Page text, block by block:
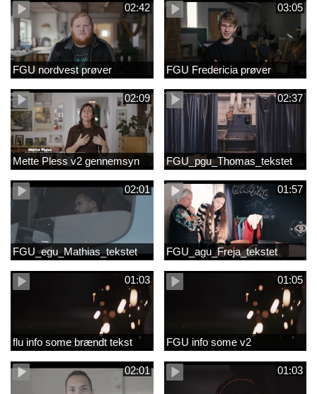
02:42
FGU nordvest prøver
03:05
FGU Fredericia prøver
02:09
Mette Pless v2 gennemsyn
02:37
FGU_pgu_Thomas_tekstet
02:01
FGU_egu_Mathias_tekstet
01:57
FGU_agu_Freja_tekstet
01:03
flu info some brændt tekst
01:05
FGU info some v2
02:01 01:03